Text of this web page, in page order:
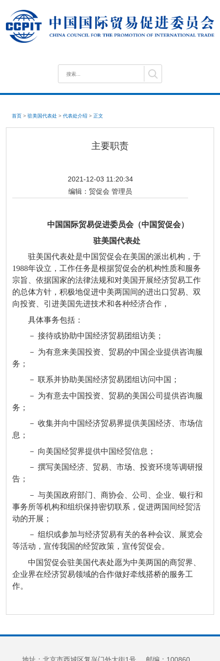
首页 > 驻美国代表处 > 代表处介绍 > 正文
主要职责
2021-12-03 11:20:34
编辑： 贸促会 管理员
中国国际贸易促进委员会（中国贸促会）
驻美国代表处
驻美国代表处是中国贸促会在美国的派出机构，于
1988年设立，工作任务是根据贸促会的机构性质和服务
宗旨、依据国家的法律法规和对美国开展经济贸易工作
的总体方针，积极地促进中美两国间的进出口贸易、双
向投资、引进美国先进技术和各种经济合作，
具体事务包括：
－ 接待或协助中国经济贸易团组访美；
－ 为有意来美国投资、贸易的中国企业提供咨询服
务；
－ 联系并协助美国经济贸易团组访问中国；
－ 为有意去中国投资、贸易的美国公司提供咨询服
务；
－ 收集并向中国经济贸易界提供美国经济、市场信
息；
－ 向美国经贸界提供中国经贸信息；
－ 撰写美国经济、贸易、市场、投资环境等调研报
告；
－ 与美国政府部门、商协会、公司、企业、银行和
事务所等机构和组织保持密切联系，促进两国间经贸活
动的开展；
－ 组织或参加与经济贸易有关的各种会议、展览会
等活动，宣传我国的经贸政策，宣传贸促会。
中国贸促会驻美国代表处愿为中美两国的商贸界、
企业界在经济贸易领域的合作做好牵线搭桥的服务工
作。